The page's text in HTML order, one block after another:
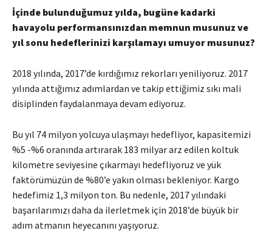
İçinde bulunduğumuz yılda, bugüne kadarki
havayolu performansınızdan memnun musunuz ve
yıl sonu hedeflerinizi karşılamayı umuyor musunuz?
2018 yılında, 2017’de kırdığımız rekorları yeniliyoruz. 2017
yılında attığımız adımlardan ve takip ettiğimiz sıkı mali
disiplinden faydalanmaya devam ediyoruz.
Bu yıl 74 milyon yolcuya ulaşmayı hedefliyor, kapasitemizi
%5 -%6 oranında artırarak 183 milyar arz edilen koltuk
kilometre seviyesine çıkarmayı hedefliyoruz ve yük
faktörümüzün de %80’e yakın olması bekleniyor. Kargo
hedefimiz 1,3 milyon ton. Bu nedenle, 2017 yılındaki
başarılarımızı daha da ilerletmek için 2018’de büyük bir
adım atmanın heyecanını yaşıyoruz.